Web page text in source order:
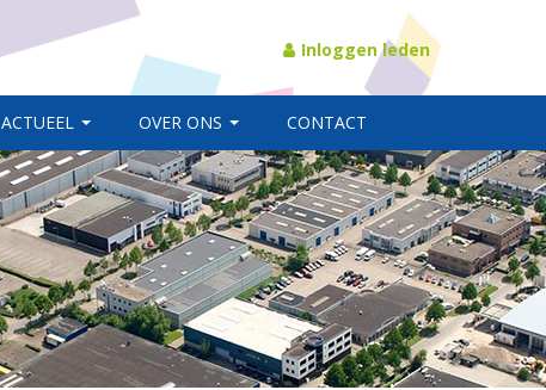
Inloggen leden
ACTUEEL OVER ONS CONTACT